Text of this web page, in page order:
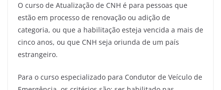
O curso de Atualização de CNH é para pessoas que
estão em processo de renovação ou adição de
categoria, ou que a habilitação esteja vencida a mais de
cinco anos, ou que CNH seja oriunda de um país
estrangeiro.
Para o curso especializado para Condutor de Veículo de